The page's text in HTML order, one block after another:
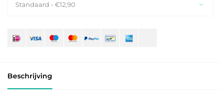
Standaard - €12,90
Beschrijving